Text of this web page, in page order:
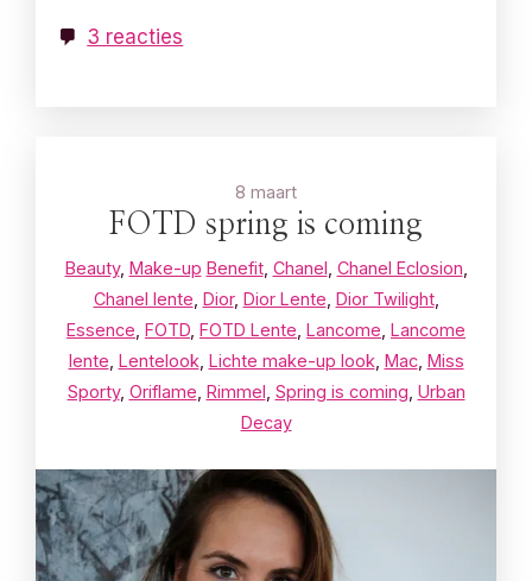
3 reacties
8 maart
FOTD spring is coming
Beauty, Make-up Benefit, Chanel Chanel Eclosion
Chanel lente Dior, Dior Lente Dior Twilight,
Essence FOTD FOTD Lente Lancome Lancome
lente Lentelook Lichte make-up look Mac, Miss
Sporty, Oriflame Rimmel Spring is coming Urban
Decay